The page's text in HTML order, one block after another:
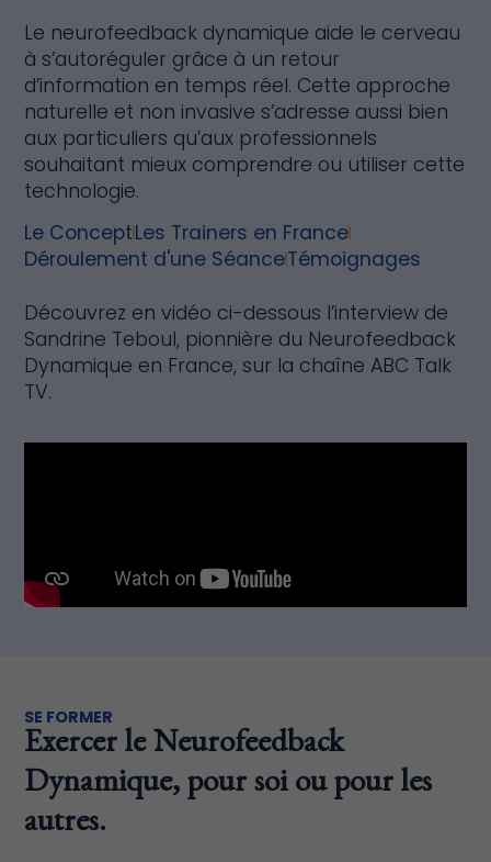
Le neurofeedback dynamique aide le cerveau
à s’autoréguler grâce à un retour
d’information en temps réel. Cette approche
naturelle et non invasive s’adresse aussi bien
aux particuliers qu’aux professionnels
souhaitant mieux comprendre ou utiliser cette
technologie.
Le ConceptLes Trainers en France
Déroulement d'une SéanceTémoignages
Découvrez en vidéo ci-dessous l’interview de
Sandrine Teboul, pionnière du Neurofeedback
Dynamique en France, sur la chaîne ABC Talk
TV.
SE FORMER
Exercer le Neurofeedback
Dynamique, pour soi ou pour les
autres.